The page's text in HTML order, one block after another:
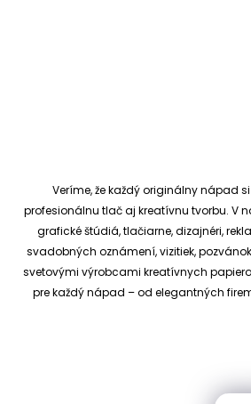
Veríme, že každý originálny nápad
profesionálnu tlač aj kreatívnu tvorbu. V
grafické štúdiá, tlačiarne, dizajnéri,
svadobných oznámení, vizitiek,
svetovými výrobcami kreatívnych
pre každý nápad – od elegantných